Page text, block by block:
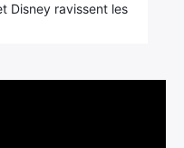
Disney ravissent les